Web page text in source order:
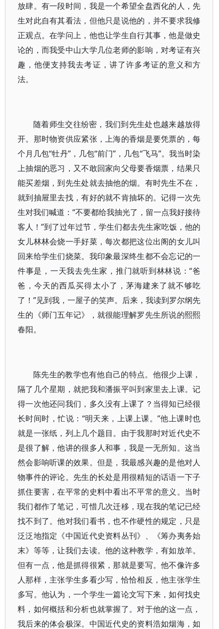
放肆。有一段时间，我是一个希望全盘西化的人，先
生对此自有其看法，但他只是说他的，并不要求我修
正观点。在学问上，他也让学生自行其事，他是做史
论的，而我受中山大学几位老师的影响，对考证有兴
趣，他便支持我去考证，讲了许多考证的意义和方
法。
随着师生交往纷密，我们到先生处也越来越放得
开。那时物资供应紧张，上海的香烟是要凭票的，每
个月几包“牡丹”，几包“前门”，几包“飞马”。我当时染
上抽烟的恶习，又不敢回家向父母要香烟票，结果只
能买差烟，到先生处就去抽他的烟。有时先生不在，
就到抽屉里去找，有好的就不肯抽坏的。记得一次先
生对我们喊道：“不要都给我抽光了，留一点我好接待
客人！”到了过年过节，学生们都去先生家吃饭，他的
女儿林林会烧一手好菜，每次都把这位出阁的女儿叫
回来给学生们烧菜。我印象最深终生都不会忘记的一
件事是，一天我去先生家，推门就听到林林说：“爸
爸，今天的西瓜买得太小了，茅海建来了就不够吃
了！”见到我，一屋子的笑声。后来，我读到罗尔纲先
生的《师门五年记》，就很能理解罗先生所说的熙熙
春阳。
陈先生的教学也有他自己的特点。他很少上课，
隔了几个星期，就把我和潘振平叫到家里去上课。记
得一次他还问我们，多久没有上课了？当得知已经很
长时间时，忙说：“明天来，上课上课。”他上课时也
就是一张纸，列上几个题目。由于我那时对近代史不
是很了解，他讲的很多人和事，我是一无所知。这当
然会影响听课的效果。但是，我最感兴趣的是他对人
物事件的评论。先生的长处是用很精短的话语一下子
抓住要害，在平常的史料中看出不平常的意义。当时
我们都作了笔记，可惜几次迁移，现在我的笔记已经
找不到了。他对我们看书，也不作硬性的规定，只是
泛泛地指定《中国近代史资料丛刊》、《筹办夷务始
末》等等，让我们去读。他的这种教学，有如放羊。
但有一点，他是抓得很紧，那就是要写。他不像许多
人那样，主张学生多看少写，恰恰相反，他主张学生
多写。他认为，一个学生一篇论文写下来，如何找史
料，如何概括和分析也就掌握了。对于他的这一点，
我后来的体会极深。中国近代史的资料浩如烟海，如